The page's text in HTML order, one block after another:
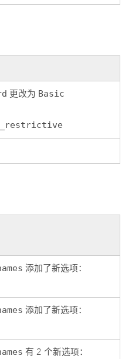
更改为 Basic
添加了新选项：
添加了新选项：
有 2 个新选项：